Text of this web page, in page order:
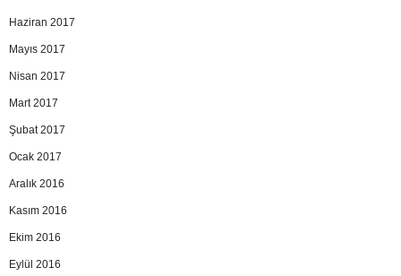
Haziran 2017
Mayıs 2017
Nisan 2017
Mart 2017
Şubat 2017
Ocak 2017
Aralık 2016
Kasım 2016
Ekim 2016
Eylül 2016